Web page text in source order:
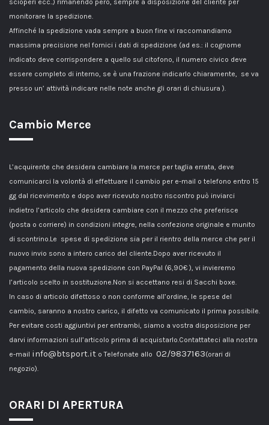
scioperi ecc..) rimanendo però, sempre a disposizione del cliente per
monitorare la spedizione.
Affinché la spedizione vada sempre a buon fine vi raccomandiamo
massima precisione nel fornici i dati di spedizione (ad es.: il cognome
indicato deve corrispondere a quello sul citofono, il numero civico deve
essere completo di interno, se è una frazione indicarlo chiaramente, se va
presso un’ attività indicare nelle note anche gli orari di chiusura ).
Cambio Merce
L’acquirente che desidera cambiare la merce per taglia errata, deve
comunicarci la volontà di effettuare il cambio per e-mail o telefono entro 15
gg dal ricevimento e dopo aver ricevuto nostro riscontro può inviarci
indietro l’articolo che desidera cambiare con il mezzo che preferisce
(posta o corriere) in condizioni integre, nella confezione originale e munito
di scontrino.Le spese di spedizione sia per il rientro della merce che per il
nuovo invio sono a intero carico del cliente.Dopo aver ricevuto il
pagamento della nuova spedizione con PayPal (6,90€ ), vi invieremo
l’articolo scelto in sostituzione.Non si accettano resi di Sacchi boxe.
In caso di articolo difettoso o non conforme all’ordine, le spese del
cambio, saranno a nostro carico, il difetto va comunicato il prima possibile.
Per evitare costi aggiuntivi per entrambi, siamo a vostra disposizione per
darvi informazioni sull’articolo prima di acquistarlo.Contattateci alla nostra
e-mail info@btsport.it o Telefonate allo 02/9837163(orari di
negozio).
ORARI DI APERTURA